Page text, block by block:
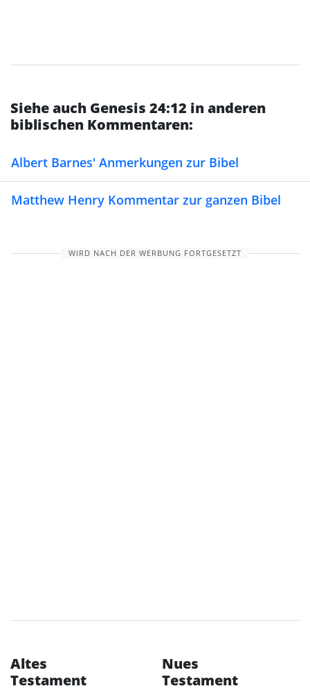
Siehe auch Genesis 24:12 in anderen
biblischen Kommentaren:
Albert Barnes' Anmerkungen zur Bibel
Matthew Henry Kommentar zur ganzen Bibel
WIRD NACH DER WERBUNG FORTGESETZT
Altes
Testament
Nues
Testament